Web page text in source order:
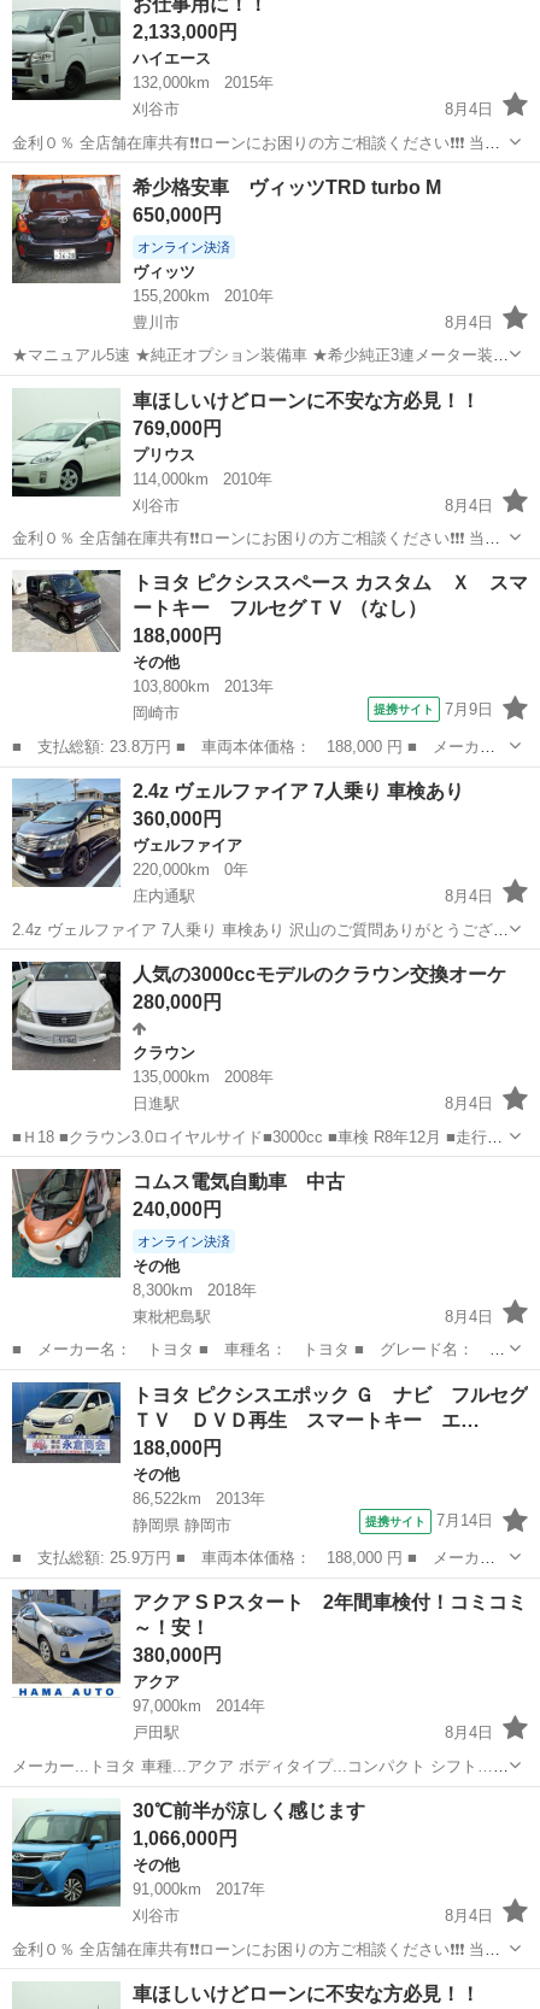
Ｘ 保証付 車検２年付 キーレス ＣＶＴ ＡＢＳ アイドリング
ストップ エア...
お仕事用に！！
2,133,000円
ハイエース
132,000km
2015年
刈谷市
8月4日
金利０％ 全店舗在庫共有❗️❗️ローンにお困りの方ご相談ください❗️❗️❗️ 当店
の自社ローンは 👉審査通過率95％❗️ さらに… 👉総額150万円までのお
車なら【頭金0円OK】✨ 「今は無理かも…」と...
愛知 刈谷市 ハイエース
希少格安車 ヴィッツTRD turbo M
650,000円
オンライン決済
ヴィッツ
155,200km
2010年
豊川市
8月4日
★マニュアル5速 ★純正オプション装備車 ★希少純正3連メーター装着
車 ★ナビ付 ★車検2026/8/18のため格安 ★ネット中古車サイトと比較
ワフルな加速性...
愛知 豊川市
車ほしいけどローンに不安な方必見！！
769,000円
プリウス
114,000km
2010年
刈谷市
8月4日
金利０％ 全店舗在庫共有❗️❗️ローンにお困りの方ご相談ください❗️❗️❗️ 当店
の自社ローンは 👉審査通過率95％❗️ さらに… 👉総額150万円までのお
車なら【頭金0円OK】✨ 「今は無理かも…」と...
愛知 刈谷市 プリウス
トヨタ ピクシススペース カスタム Ｘ スマ
ートキー フルセグＴＶ （なし）
188,000円
その他
103,800km
2013年
岡崎市
提携サイト 7月9日
■ 支払総額: 23.8万円 ■ 車両本体価格： 188,000 円 ■ メーカー
名： トヨタ ■ 車種名： ピクシススペース ■ グレード名： カ
スタム Ｘ スマートキー フルセグＴＶ ■ 排気量： 660cc ■ ド
ア...
愛知 岡崎市 その他
2.4z ヴェルファイア 7人乗り 車検あり
360,000円
ヴェルファイア
220,000km
0年
庄内通駅
8月4日
2.4z ヴェルファイア 7人乗り 車検あり 沢山のご質問ありがとうござい
ます。 そのため、限界値下げで お早い方優先致します。 ご覧いただ
きありがとうございます(^^) トラブル防止のため、最後までお読みい
ただければ幸...
愛知 名古屋市 ヴェルファイア
人気の3000ccモデルのクラウン交換オーケ
280,000円
クラウン
135,000km
2008年
日進駅
8月4日
■Ｈ18 ■クラウン3.0ロイヤルサイド■3000cc ■車検 R8年12月 ■走行距
離 140.000km ■LEDヘッドライト ■パワートランク ■プレミアムエデ
ィション ■バックカメラ ■ETC ■本革シード■...
愛知 みよし市 日進駅 クラウン
コムス電気自動車 中古
240,000円
オンライン決済
その他
8,300km
2018年
東枇杷島駅
8月4日
■ メーカー名： トヨタ ■ 車種名： トヨタ ■ グレード名：
コムス 電気自動車 家庭用１００ボルト充電 充電ケーブル付
■ 排気量： EV ■ ドア枚数： 2ドア ■ ミッション： コラムAT
■ 修...
愛知 名古屋市 東枇杷島駅 その他 コムス
トヨタ ピクシスエポック Ｇ ナビ フルセグ
ＴＶ ＤＶＤ再生 スマートキー エ…
188,000円
その他
86,522km
2013年
静岡県 静岡市
提携サイト 7月14日
■ 支払総額: 25.9万円 ■ 車両本体価格： 188,000 円 ■ メーカー
名： トヨタ ■ 車種名： ピクシスエポック ■ グレード名：
Ｇ ナビ フルセグＴＶ ＤＶＤ再生 スマートキー エコアイド
ル 純正アルミ ...
静岡 静岡市 その他
アクア S Pスタート 2年間車検付！コミコミ
～！安！
380,000円
アクア
97,000km
2014年
戸田駅
8月4日
メーカー...トヨタ 車種...アクア ボディタイプ...コンパクト シフト…オ
ートマ エンジン...ハイブリッド 駆動式...2WD 年式…平成25年式/2013
型式…DAA-NHP10 グレード…S 走行距離…...
愛知 戸田駅 アクア 車両
30℃前半が涼しく感じます
1,066,000円
その他
91,000km
2017年
刈谷市
8月4日
金利０％ 全店舗在庫共有❗️❗️ローンにお困りの方ご相談ください❗️❗️❗️ 当店
の自社ローンは 👉審査通過率95％❗️ さらに… 👉総額150万円までのお
車なら【頭金0円OK】✨ 「今は無理かも…」と...
愛知 刈谷市
車ほしいけどローンに不安な方必見！！